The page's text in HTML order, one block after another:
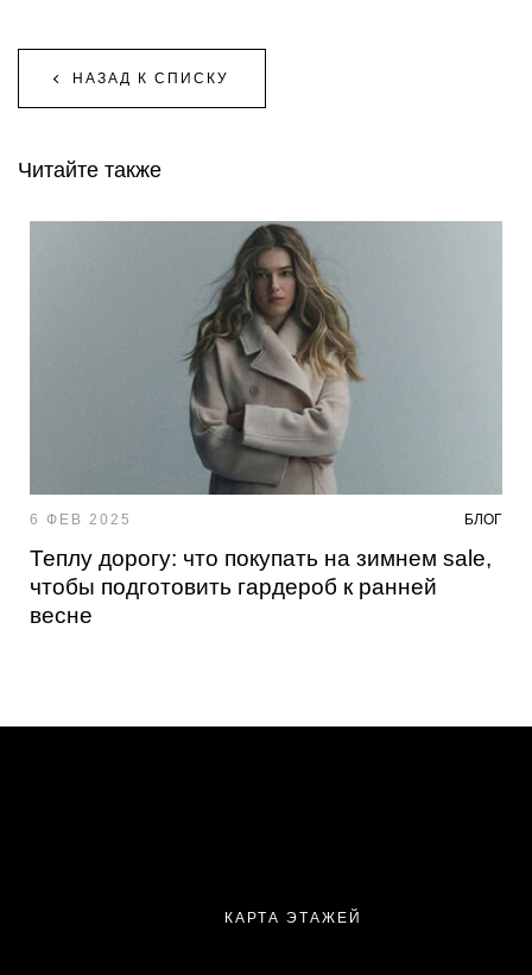
НАЗАД К СПИСКУ
Читайте также
6 ФЕВ 2025 БЛОГ
Теплу дорогу: что покупать на зимнем sale,
чтобы подготовить гардероб к ранней
весне
КАРТА ЭТАЖЕЙ